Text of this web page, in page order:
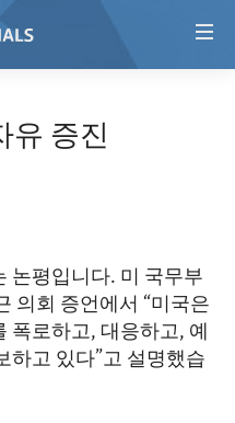
유 증진
논평입니다. 미 국무부
의회 증언에서 “미국은
폭로하고, 대응하고, 예
하고 있다”고 설명했습